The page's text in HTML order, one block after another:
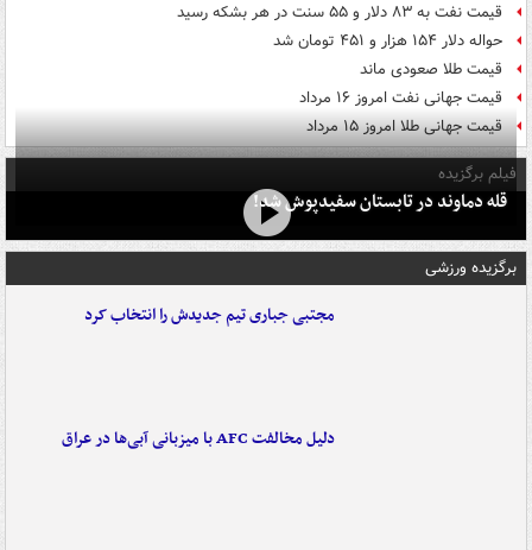
قیمت نفت به ۸۳ دلار و ۵۵ سنت در هر بشکه رسید
حواله دلار ۱۵۴ هزار و ۴۵۱ تومان شد
قیمت طلا صعودی ماند
قیمت جهانی نفت امروز ۱۶ مرداد
قیمت جهانی طلا امروز ۱۵ مرداد
فیلم برگزیده
قله دماوند در تابستان سفیدپوش شد!
برگزیده ورزشی
مجتبی جباری تیم جدیدش را انتخاب کرد
دلیل مخالفت AFC با میزبانی آبی‌ها در عراق